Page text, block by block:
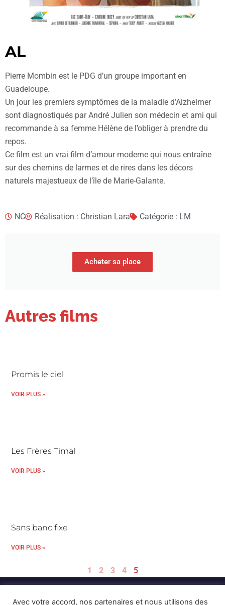
AL
Pierre Mombin est le PDG d’un groupe important en
Guadeloupe.
Un jour les premiers symptômes de la maladie d’Alzheimer
sont diagnostiqués par André Julien son médecin et ami qui
recommande à sa femme Hélène de l’obliger à prendre du
repos.
Ce film est un vrai film d’amour moderne qui nous entraîne
sur des chemins de larmes et de rires dans les décors
naturels majestueux de l’île de Marie-Galante.
NC Réalisation : Christian Lara Catégorie : LM
Acheter sa place
Autres films
Promis le ciel
VOIR PLUS »
Les Frères Timal
VOIR PLUS »
Sans banc fixe
VOIR PLUS »
1 2 3 4 5
Avec votre accord, nos partenaires et nous utilisons des